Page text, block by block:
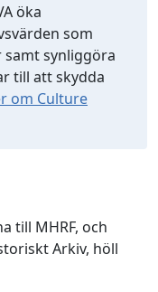
öka
som
synliggöra
till att skydda
om Culture
till MHRF, och
Arkiv, höll